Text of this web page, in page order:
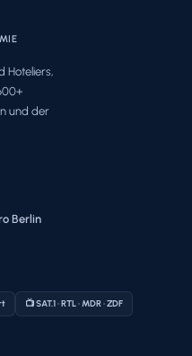
Hoteliers,
und der
Berlin
📺 SAT.1 · RTL · MDR · ZDF